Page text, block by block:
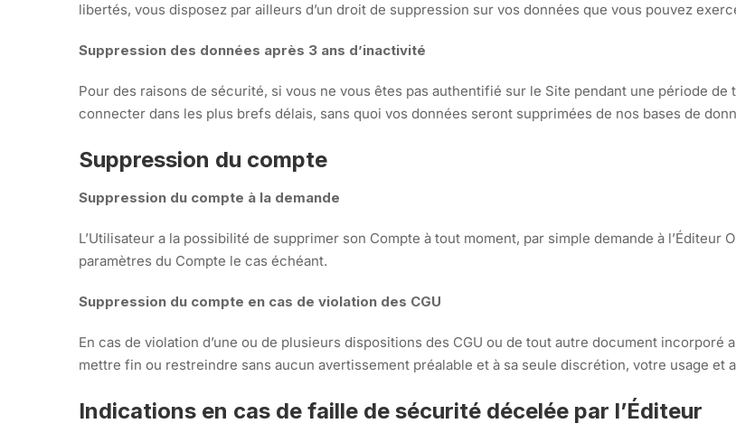
libertés, vous disposez par ailleurs d’un droit de suppression sur vos données que vous pouvez
Suppression des données après 3 ans d’inactivité
Pour des raisons de sécurité, si vous ne vous êtes pas authentifié sur le Site pendant une période
connecter dans les plus brefs délais, sans quoi vos données seront supprimées de nos bases de
Suppression du compte
Suppression du compte à la demande
L’Utilisateur a la possibilité de supprimer son Compte à tout moment, par simple demande à
paramètres du Compte le cas échéant.
Suppression du compte en cas de violation des CGU
En cas de violation d’une ou de plusieurs dispositions des CGU ou de tout autre document
mettre fin ou restreindre sans aucun avertissement préalable et à sa seule discrétion, votre usage et
Indications en cas de faille de sécurité décelée par l’Éditeur